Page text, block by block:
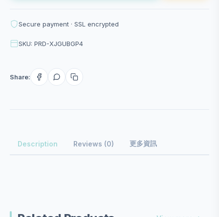
Secure payment · SSL encrypted
SKU: PRD-XJGUBGP4
Share:
Description Reviews (0) 更多資訊